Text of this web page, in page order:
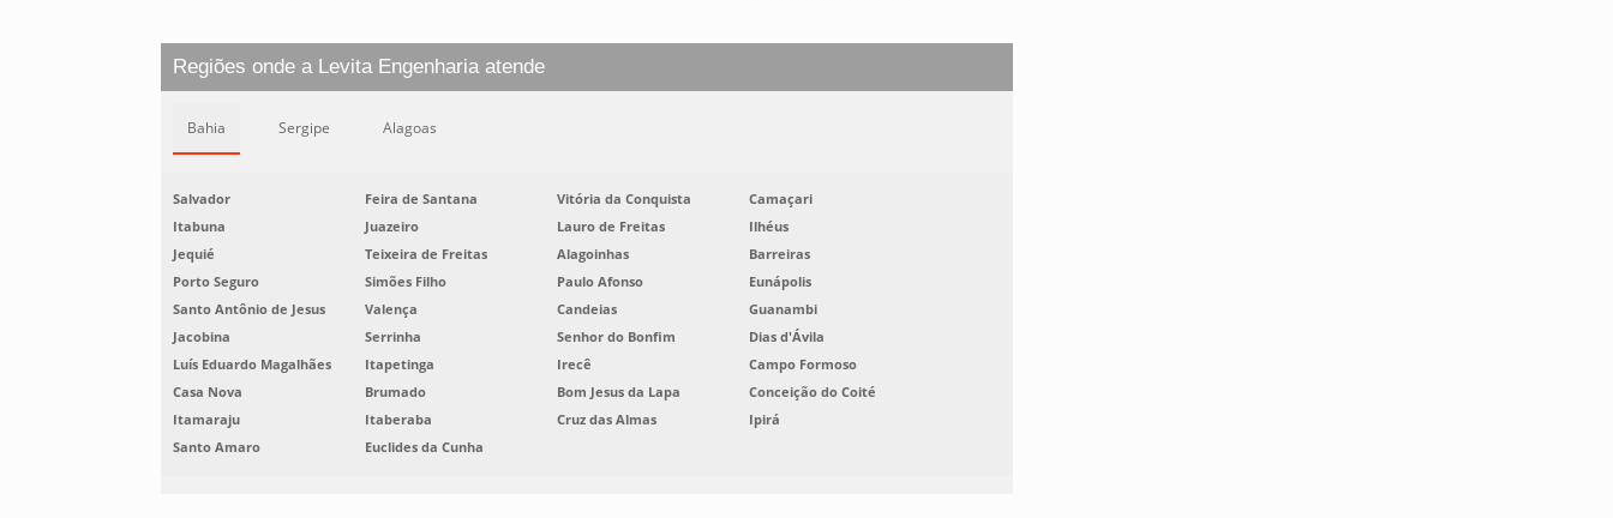
Regiões onde a Levita Engenharia atende
Bahia Sergipe Alagoas
Salvador Feira de Santana Vitória da Conquista
Camaçari
Itabuna
Juazeiro Lauro de Freitas
Ilhéus
Jequié
Teixeira de Freitas Alagoinhas
Barreiras
Porto Seguro
Simões Filho Paulo Afonso
Eunápolis
Santo Antônio de Jesus
Valença Candeias
Guanambi
Jacobina
Serrinha Senhor do Bonfim
Dias d'Ávila
Luís Eduardo Magalhães
Itapetinga Irecê
Campo Formoso
Casa Nova
Brumado Bom Jesus da Lapa
Conceição do Coité
Itamaraju
Itaberaba Cruz das Almas
Ipirá
Santo Amaro
Euclides da Cunha